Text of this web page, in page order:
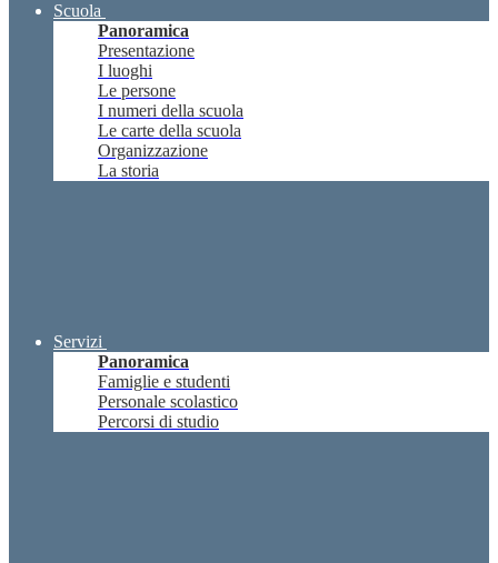
Scuola
Panoramica
Presentazione
I luoghi
Le persone
I numeri della scuola
Le carte della scuola
Organizzazione
La storia
Servizi
Panoramica
Famiglie e studenti
Personale scolastico
Percorsi di studio